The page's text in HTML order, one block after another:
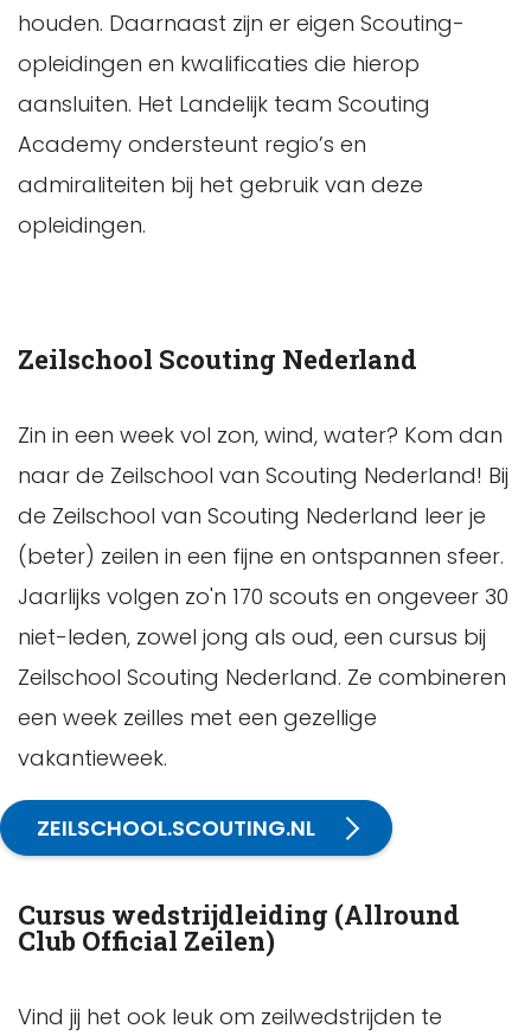
houden. Daarnaast zijn er eigen Scouting-
opleidingen en kwalificaties die hierop
aansluiten. Het Landelijk team Scouting
Academy ondersteunt regio’s en
admiraliteiten bij het gebruik van deze
opleidingen.
Zeilschool Scouting Nederland
Zin in een week vol zon, wind, water? Kom dan
naar de Zeilschool van Scouting Nederland! Bij
de Zeilschool van Scouting Nederland leer je
(beter) zeilen in een fijne en ontspannen sfeer.
Jaarlijks volgen zo'n 170 scouts en ongeveer 30
niet-leden, zowel jong als oud, een cursus bij
Zeilschool Scouting Nederland. Ze combineren
een week zeilles met een gezellige
vakantieweek.
ZEILSCHOOL.SCOUTING.NL
Cursus wedstrijdleiding (Allround
Club Official Zeilen)
Vind jij het ook leuk om zeilwedstrijden te